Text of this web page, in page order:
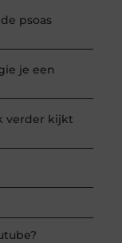
psoas
je een
verder kijkt